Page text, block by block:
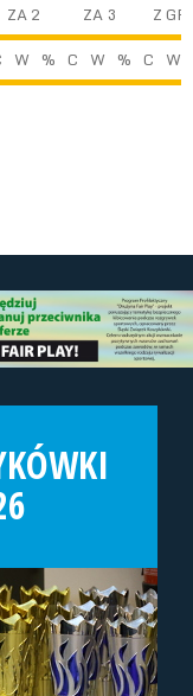
ZA 2 ZA 3
Z
W % C W % C W